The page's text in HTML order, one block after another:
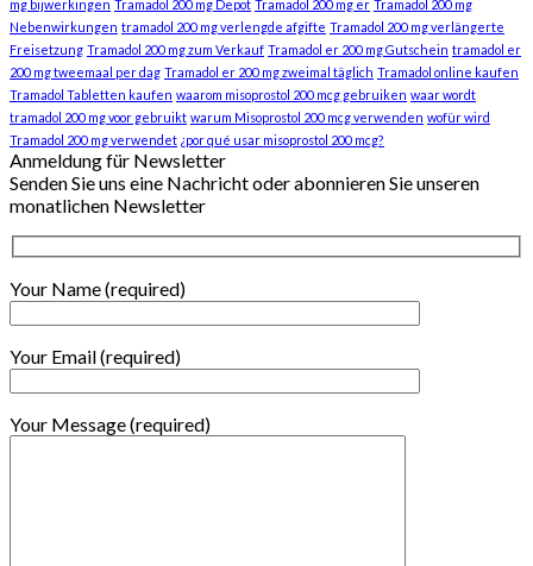
mg bijwerkingen Tramadol 200 mg Depot Tramadol 200 mg er Tramadol 200 mg
Nebenwirkungen tramadol 200 mg verlengde afgifte Tramadol 200 mg verlängerte
Freisetzung Tramadol 200 mg zum Verkauf Tramadol er 200 mg Gutschein tramadol er
200 mg tweemaal per dag Tramadol er 200 mg zweimal täglich Tramadol online kaufen
Tramadol Tabletten kaufen waarom misoprostol 200 mcg gebruiken waar wordt
tramadol 200 mg voor gebruikt warum Misoprostol 200 mcg verwenden wofür wird
Tramadol 200 mg verwendet ¿por qué usar misoprostol 200 mcg?
Anmeldung für Newsletter
Senden Sie uns eine Nachricht oder abonnieren Sie unseren
monatlichen Newsletter
Your Name (required)
Your Email (required)
Your Message (required)